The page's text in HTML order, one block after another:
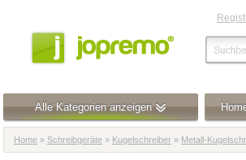
Alle Kategorien anzeigen
Home » Schreibgeräte » Kugelschreiber » Metall-